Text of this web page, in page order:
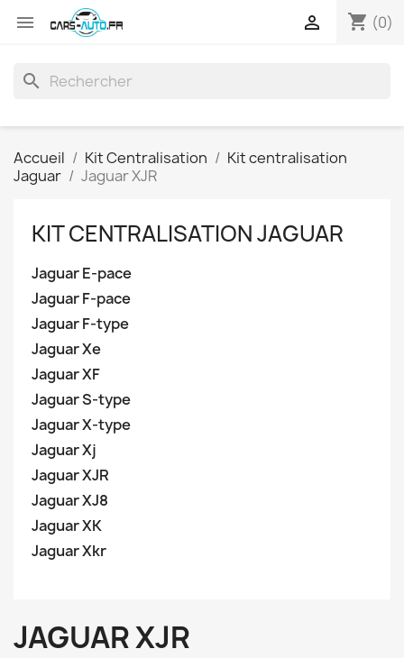
 shopping_cart (0)

search
Accueil Kit Centralisation
Kit centralisation
Jaguar
Jaguar XJR
KIT CENTRALISATION JAGUAR
Jaguar E-pace
Jaguar F-pace
Jaguar F-type
Jaguar Xe
Jaguar XF
Jaguar S-type
Jaguar X-type
Jaguar Xj
Jaguar XJR
Jaguar XJ8
Jaguar XK
Jaguar Xkr
JAGUAR XJR